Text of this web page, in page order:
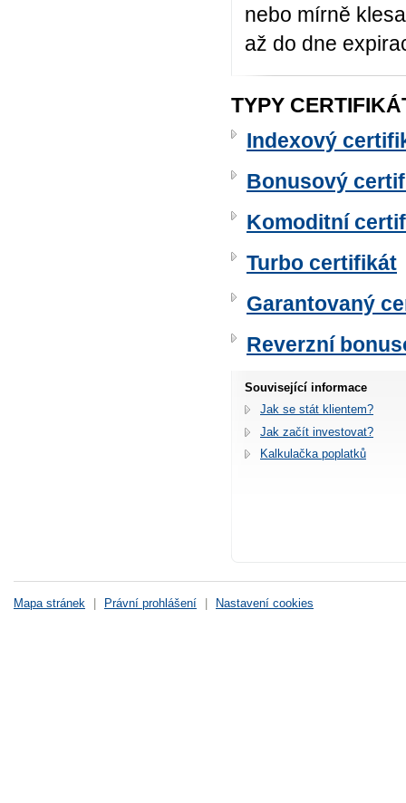
nebo mírně
až do dne
TYPY
Indexový
Bonusový
Komoditní
Turbo certifikát
Garantovaný
Reverzní
Související informace
Jak se stát klientem?
Jak začít investovat?
Kalkulačka poplatků
Mapa stránek | Právní prohlášení | Nastavení cookies